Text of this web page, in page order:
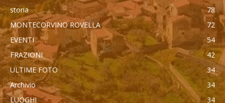
storia
78
MONTECORVINO ROVELLA
72
EVENTI
54
FRAZIONI
42
ULTIME FOTO
34
Archivio
34
LUOGHI
34